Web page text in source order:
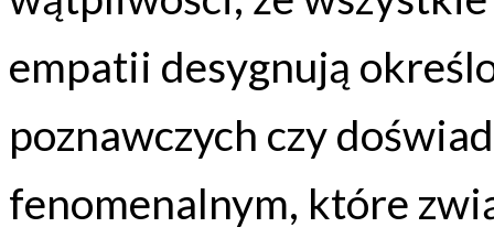
empatii desygnują
poznawczych czy
fenomenalnym, które